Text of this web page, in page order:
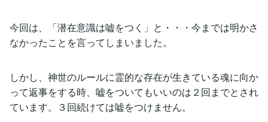
今回は、「潜在意識は嘘をつく」と・・・今までは明かさ
なかったことを言ってしまいました。
しかし、神世のルールに霊的な存在が生きている魂に向か
って返事をする時、嘘をついてもいいのは２回までとされ
ています。３回続けては嘘をつけません。